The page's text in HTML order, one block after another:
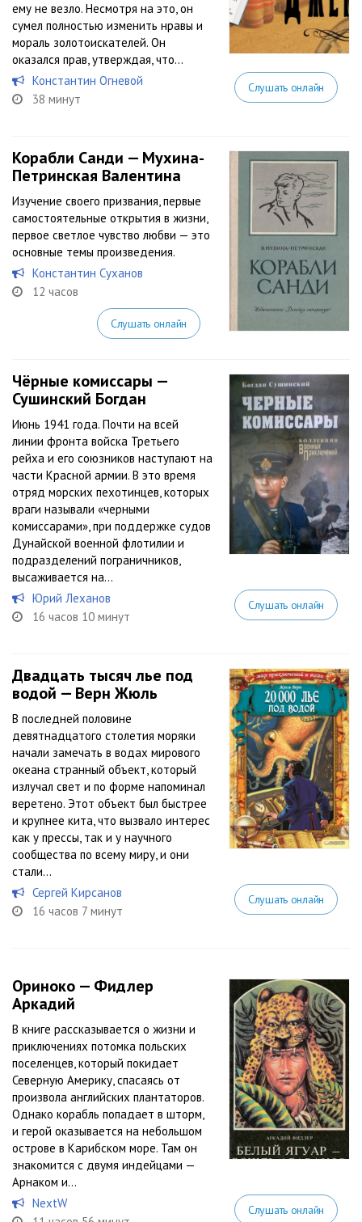
ему не везло. Несмотря на это, он
сумел полностью изменить нравы и
мораль золотоискателей. Он
оказался прав, утверждая, что...
Константин Огневой
38 минут
Слушать онлайн
Корабли Санди — Мухина-
Петринская Валентина
Изучение своего призвания, первые
самостоятельные открытия в жизни,
первое светлое чувство любви — это
основные темы произведения.
Константин Суханов
12 часов
Слушать онлайн
Чёрные комиссары —
Сушинский Богдан
Июнь 1941 года. Почти на всей
линии фронта войска Третьего
рейха и его союзников наступают на
части Красной армии. В это время
отряд морских пехотинцев, которых
враги называли «черными
комиссарами», при поддержке судов
Дунайской военной флотилии и
подразделений пограничников,
высаживается на...
Юрий Леханов
16 часов 10 минут
Слушать онлайн
Двадцать тысяч лье под
водой — Верн Жюль
В последней половине
девятнадцатого столетия моряки
начали замечать в водах мирового
океана странный объект, который
излучал свет и по форме напоминал
веретено. Этот объект был быстрее
и крупнее кита, что вызвало интерес
как у прессы, так и у научного
сообщества по всему миру, и они
стали...
Сергей Кирсанов
16 часов 7 минут
Слушать онлайн
Ориноко — Фидлер
Аркадий
В книге рассказывается о жизни и
приключениях потомка польских
поселенцев, который покидает
Северную Америку, спасаясь от
произвола английских плантаторов.
Однако корабль попадает в шторм,
и герой оказывается на небольшом
острове в Карибском море. Там он
знакомится с двумя индейцами —
Арнаком и...
NextW
Слушать онлайн